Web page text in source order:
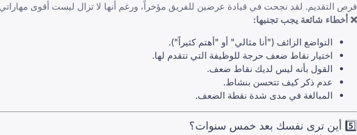
فرص التقديم. لقد نجحت في قيادة عرضين للفريق مؤخراً، ورغم أنها لا تزال ليست أقوى
❌ أخطاء شائعة يجب تجنبها:
التواضع الزائف ("أنا مثالي" أو "أهتم كثيراً").
اختيار نقاط ضعف حرجة للوظيفة التي تتقدم لها.
القول بأنه ليس لديك نقاط ضعف.
عدم ذكر كيف تتحسن بنشاط.
المبالغة في مدى شدة نقطة الضعف.
5️⃣ أين ترى نفسك بعد خمس سنوات؟